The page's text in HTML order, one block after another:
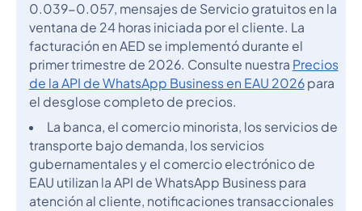
0.039-0.057, mensajes de Servicio gratuitos en la
ventana de 24 horas iniciada por el cliente. La
facturación en AED se implementó durante el
primer trimestre de 2026. Consulte nuestra Precios
de la API de WhatsApp Business en EAU 2026para
el desglose completo de precios.
La banca, el comercio minorista, los servicios de
transporte bajo demanda, los servicios
gubernamentales y el comercio electrónico de
EAU utilizan la API de WhatsApp Business para
atención al cliente, notificaciones transaccionales